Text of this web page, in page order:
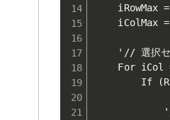
iRowMax
iColMax
'// 選択
For iCol
If